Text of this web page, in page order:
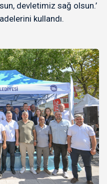
devletimiz sağ olsun.’
kullandı.